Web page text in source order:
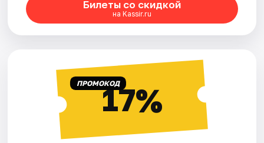
Билеты со скидкой
на Kassir.ru
ПРОМОКОД17%